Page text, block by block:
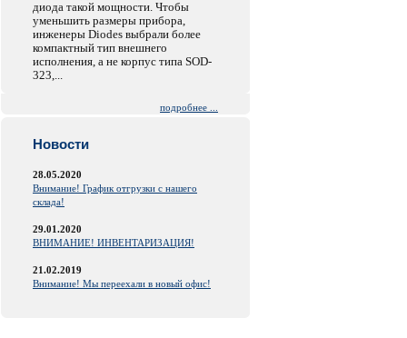
диода такой мощности. Чтобы
уменьшить размеры прибора,
инженеры Diodes выбрали более
компактный тип внешнего
исполнения, а не корпус типа SOD-
323,...
подробнее ...
Новости
28.05.2020
Внимание! График отгрузки с нашего
склада!
29.01.2020
ВНИМАНИЕ! ИНВЕНТАРИЗАЦИЯ!
21.02.2019
Внимание! Мы переехали в новый офис!